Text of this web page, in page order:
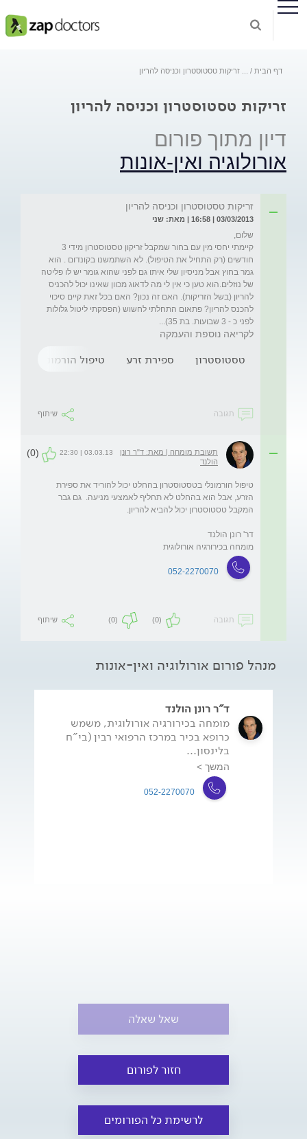
דף הבית זריקות טסטוסטרון וכניסה להריון
זריקות טסטוסטרון וכניסה להריון
דיון מתוך פורום
אורולוגיה ואין-אונות
זריקות טסטוסטרון וכניסה להריון
03/03/2013 | 16:58 | מאת: שני
חודשים (רק התחיל את הטיפול). לא השתמשנו בקונדום . הוא
גמר בחוץ אבל מניסיון שלי איתו גם לפני שהוא גומר יש לו פליטה
של נוזלים.הוא טען כי אין לי מה לדאוג מכוון שאינו יכול להכניס
להריון (בשל הזריקות). האם זה נכון? האם בכל זאת קיים סיכוי
להכנס להריון? פתאום התחלתי לחשוש (הפסקתי ליטול גלולות
לפני כ - 3 שבועות. בת 35)...
לקריאה נוספת והעמקה
טסטוסטרון ספירת זרע טיפול הורמונלי
תגובה שיתוף
תשובת מומחה | מאת: ד"ר רונן
הולנד
03.03.13 | 22:30
(0)
טיפול הורמונלי בטסטוסטרון בהחלט יכול להוריד את ספירת
הזרע, אבל הוא בהחלט לא תחליף לאמצעי מניעה.  גם גבר
מומחה בכירורגיה אורולוגית
052-2270070
תגובה (0)
(0) שיתוף
מנהל פורום אורולוגיה ואין-אונות
ד"ר רונן הולנד
מומחה בכירורגיה אורולוגית, משמש
כרופא בכיר במרכז הרפואי רבין (בי"ח
בלינסון...
המשך >
052-2270070
שאל שאלה
חזור לפורום
לרשימת כל הפורומים